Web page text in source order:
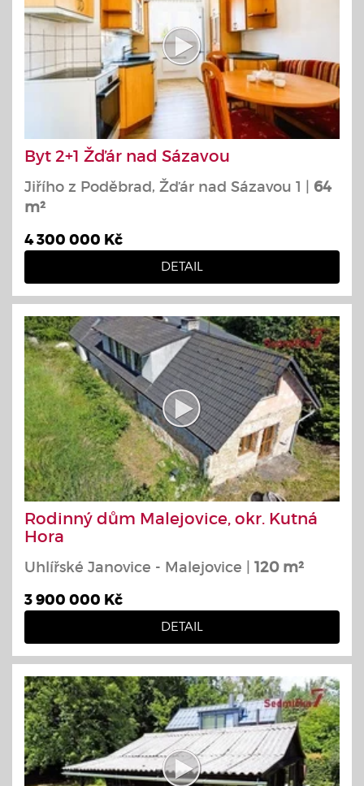
Byt 2+1 Žďár nad Sázavou
Jiřího z Poděbrad, Žďár nad Sázavou 1 | 64
m²
4 300 000 Kč
DETAIL
Rodinný dům Malejovice, okr. Kutná
Hora
Uhlířské Janovice - Malejovice | 120 m²
3 900 000 Kč
DETAIL